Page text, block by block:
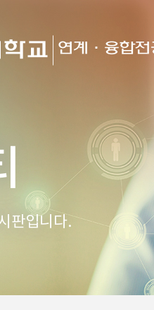
판입니다.